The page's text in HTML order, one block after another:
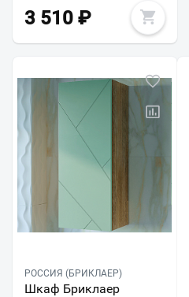
3 510 ₽
РОССИЯ (БРИКЛАЕР)
Шкаф Бриклаер